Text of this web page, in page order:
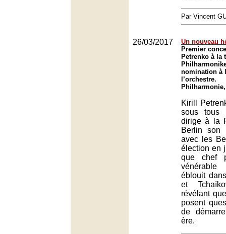
Par Vincent
26/03/2017
Un nouveau
Premier
Petrenko à la
nomination à
l’orchestre.
Kirill
sous tous
dirige à la
Berlin son
avec les
élection en
que chef
éblouit
et
révélant
posent
de
ère.